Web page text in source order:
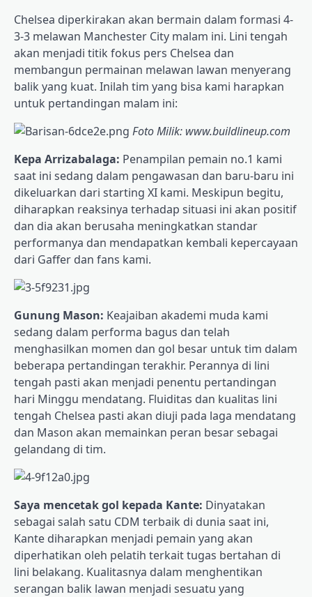
Chelsea diperkirakan akan bermain dalam formasi 4-
3-3 melawan Manchester City malam ini. Lini tengah
akan menjadi titik fokus pers Chelsea dan
membangun permainan melawan lawan menyerang
balik yang kuat. Inilah tim yang bisa kami harapkan
untuk pertandingan malam ini:
Foto Milik: www.buildlineup.com
Kepa Arrizabalaga: Penampilan pemain no.1 kami
saat ini sedang dalam pengawasan dan baru-baru ini
dikeluarkan dari starting XI kami. Meskipun begitu,
diharapkan reaksinya terhadap situasi ini akan positif
dan dia akan berusaha meningkatkan standar
performanya dan mendapatkan kembali kepercayaan
dari Gaffer dan fans kami.
Gunung Mason: Keajaiban akademi muda kami
sedang dalam performa bagus dan telah
menghasilkan momen dan gol besar untuk tim dalam
beberapa pertandingan terakhir. Perannya di lini
tengah pasti akan menjadi penentu pertandingan
hari Minggu mendatang. Fluiditas dan kualitas lini
tengah Chelsea pasti akan diuji pada laga mendatang
dan Mason akan memainkan peran besar sebagai
gelandang di tim.
Saya mencetak gol kepada Kante: Dinyatakan
sebagai salah satu CDM terbaik di dunia saat ini,
Kante diharapkan menjadi pemain yang akan
diperhatikan oleh pelatih terkait tugas bertahan di
lini belakang. Kualitasnya dalam menghentikan
serangan balik lawan menjadi sesuatu yang